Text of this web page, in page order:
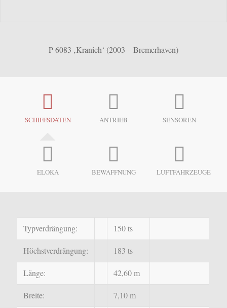
P 6083 ‚Kranich‘ (2003 – Bremerhaven)
SCHIFFSDATEN ANTRIEB SENSOREN
ELOKA BEWAFFNUNG LUFTFAHRZEUGE
Typverdrängung: 150 ts
Höchstverdrängung: 183 ts
Länge: 42,60 m
Breite: 7,10 m